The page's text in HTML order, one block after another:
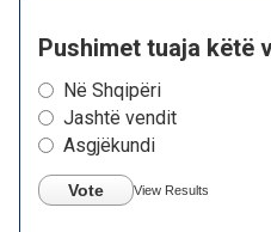
Pushimet tuaja këtë
Në Shqipëri
Jashtë vendit
Asgjëkundi
Vote View Results